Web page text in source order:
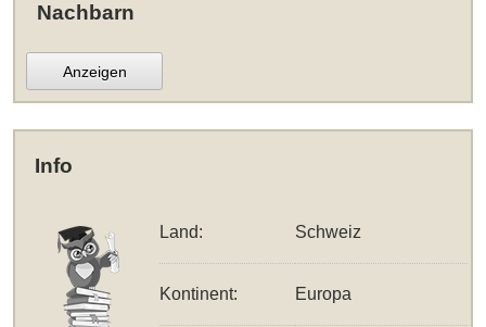
Nachbarn
Anzeigen
Info
Land: Schweiz
Kontinent: Europa